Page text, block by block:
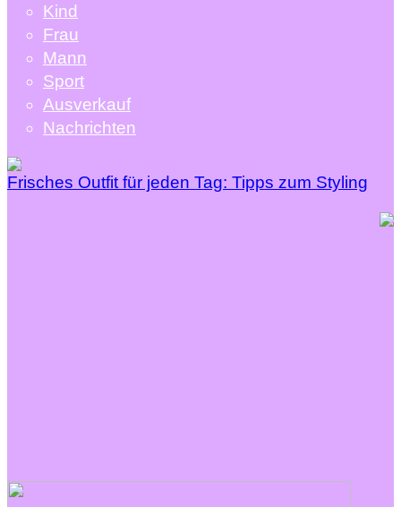
Kind
Frau
Mann
Sport
Ausverkauf
Nachrichten
Frisches Outfit für jeden Tag: Tipps zum Styling